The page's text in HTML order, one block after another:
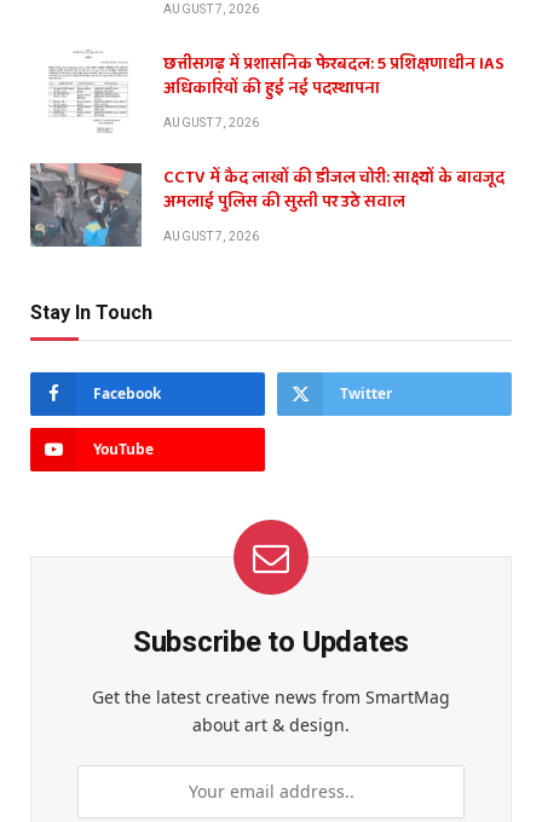
AUGUST 7, 2026
छत्तीसगढ़ में प्रशासनिक फेरबदल: 5 प्रशिक्षणाधीन IAS
अधिकारियों की हुई नई पदस्थापना
AUGUST 7, 2026
CCTV में कैद लाखों की डीजल चोरी: साक्ष्यों के बावजूद
अमलाई पुलिस की सुस्ती पर उठे सवाल
AUGUST 7, 2026
Stay In Touch
Facebook Twitter
YouTube
Subscribe to Updates
Get the latest creative news from SmartMag
about art & design.